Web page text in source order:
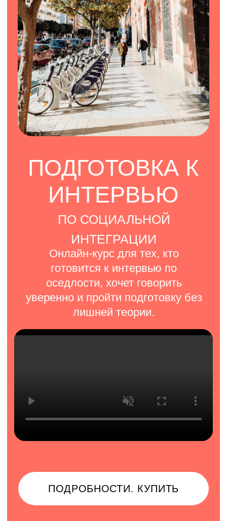
4 обучающих видео с разбором
Официальный сертификат *
2 урока с преподавателем и 1 с
носителем языка *
* в тарифах "Стандарт" и "Стандарт +"
ПОДРОБНОСТИ. КУПИТЬ
УЧЕБНЫЕ
МАТЕРИАЛЫ